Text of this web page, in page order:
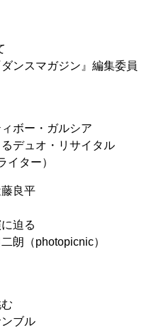
ンスマガジン』編集委員
ボー・ガルシア
デュオ・リサイタル
イター）
良平
迫る
朗（photopicnic）
ブル